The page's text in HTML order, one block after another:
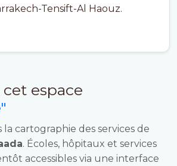
Tensift-Al Haouz.
espace
cartographie des services de
. Écoles, hôpitaux et services
accessibles via une interface